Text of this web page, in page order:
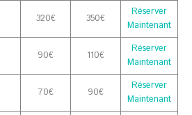
320€ 350€
Réserver
Maintenant
90€ 110€
Réserver
Maintenant
70€ 90€
Réserver
Maintenant